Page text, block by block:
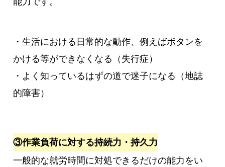
・生活における日常的な動作、例えばボタンを
かける等ができなくなる（失行症）
・よく知っているはずの道で迷子になる（地誌
的障害）
③作業負荷に対する持続力・持久力
一般的な就労時間に対処できるだけの能力をい